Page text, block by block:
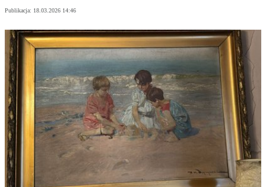
Publikacja: 18.03.2026 14:46